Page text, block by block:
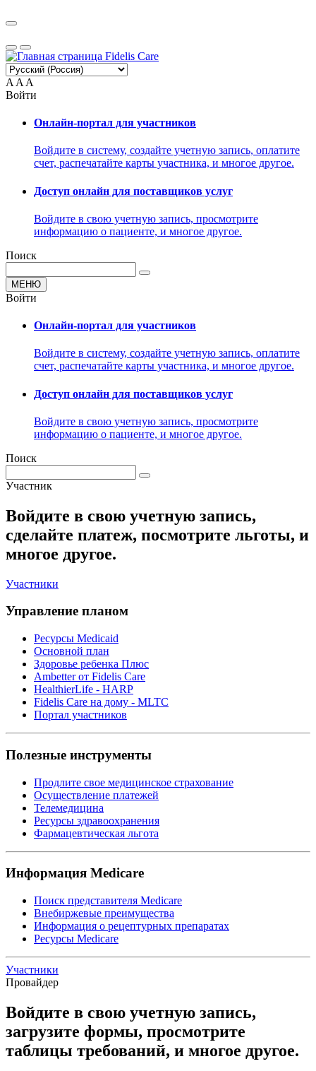
A A A
Войти
Онлайн-портал для участников
Войдите в систему, создайте учетную запись, оплатите
счет, распечатайте карты участника, и многое другое.
Доступ онлайн для поставщиков услуг
Войдите в свою учетную запись, просмотрите
информацию о пациенте, и многое другое.
Поиск
МЕНЮ
Войти
Онлайн-портал для участников
Войдите в систему, создайте учетную запись, оплатите
счет, распечатайте карты участника, и многое другое.
Доступ онлайн для поставщиков услуг
Войдите в свою учетную запись, просмотрите
информацию о пациенте, и многое другое.
Поиск
Участник
Войдите в свою учетную запись,
сделайте платеж, посмотрите льготы, и
многое другое.
Участники
Управление планом
Ресурсы Medicaid
Основной план
Здоровье ребенка Плюс
Ambetter от Fidelis Care
HealthierLife - HARP
Fidelis Care на дому - MLTC
Портал участников
Полезные инструменты
Продлите свое медицинское страхование
Осуществление платежей
Телемедицина
Ресурсы здравоохранения
Фармацевтическая льгота
Информация Medicare
Поиск представителя Medicare
Внебиржевые преимущества
Информация о рецептурных препаратах
Ресурсы Medicare
Участники
Провайдер
Войдите в свою учетную запись,
загрузите формы, просмотрите
таблицы требований, и многое другое.